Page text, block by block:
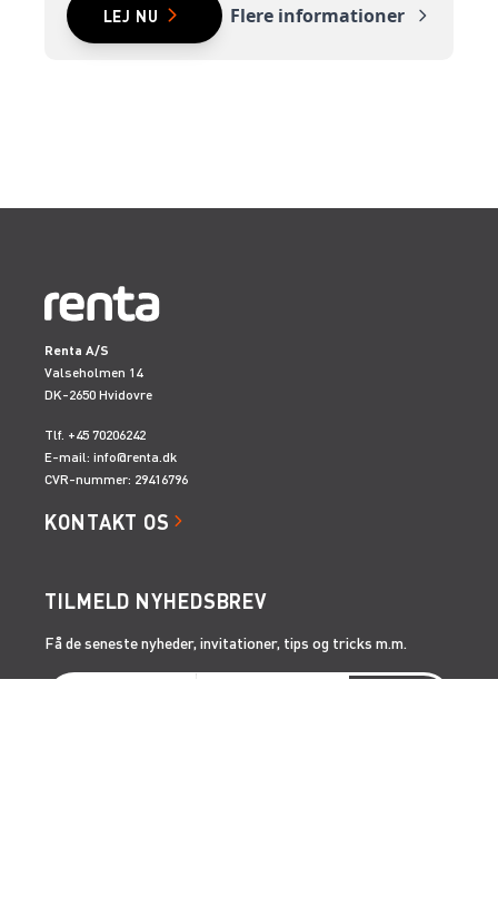
LEJ NU Flere informationer
Renta A/S
Valseholmen 14
DK-2650 Hvidovre
Tlf. +45 70206242
E-mail: info@renta.dk
CVR-nummer: 29416796
KONTAKT OS
TILMELD NYHEDSBREV
Få de seneste nyheder, invitationer, tips og tricks m.m.